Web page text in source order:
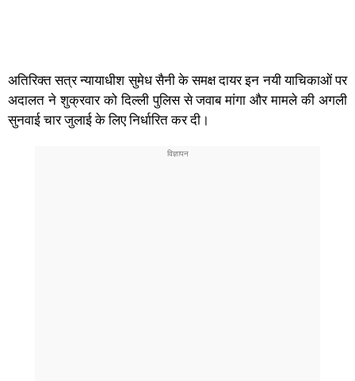
अतिरिक्त सत्र न्यायाधीश सुमेध सैनी के समक्ष दायर इन नयी याचिकाओं पर
अदालत ने शुक्रवार को दिल्ली पुलिस से जवाब मांगा और मामले की अगली
सुनवाई चार जुलाई के लिए निर्धारित कर दी।